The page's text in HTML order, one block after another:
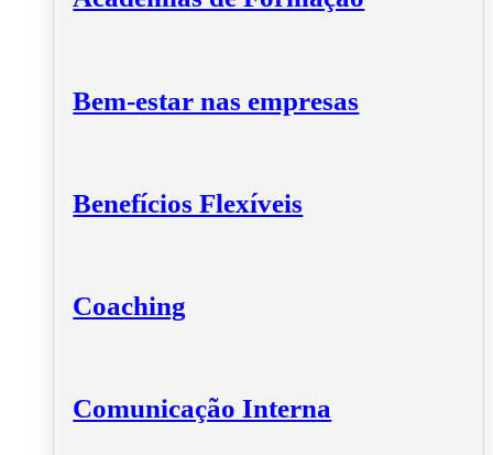
Bem-estar nas empresas
Benefícios Flexíveis
Coaching
Comunicação Interna